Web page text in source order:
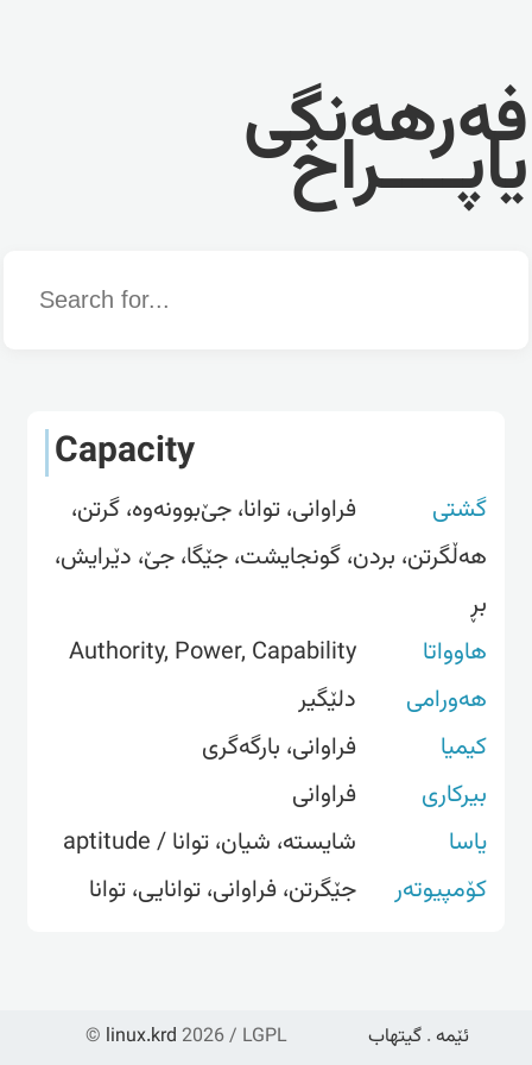
فەرهەنگی
یاپــــراخ
Word
Capacity
گشتی
فراوانى، توانا، جێ‌بوونەوە، گرتن،
هەڵگرتن، بردن، گونجایشت، جێگا، جێ، دێرایش،
بڕ
هاوواتا
Authority, Power, Capability
هەورامی
دلێگیر
کیمیا
فراوانی، بارگەگری
بیرکاری
فراوانی
یاسا
شایستە، شیان، توانا / aptitude
کۆمپیوتەر
جێگرتن، فراوانی، توانایی، توانا
© linux.krd 2026 / LGPL ئێمە . گیتهاب